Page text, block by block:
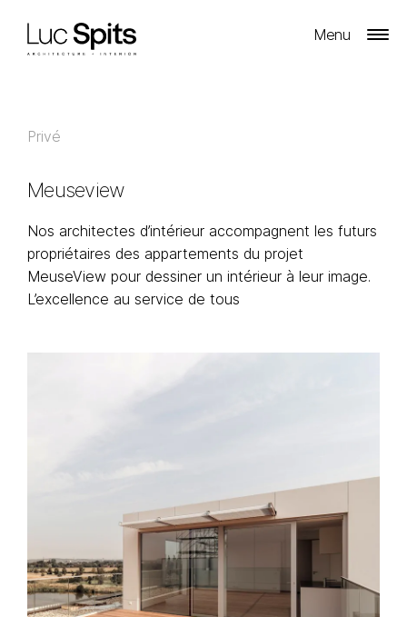
Menu
Privé
Meuseview
Nos architectes d’intérieur accompagnent les futurs
propriétaires des appartements du projet
MeuseView pour dessiner un intérieur à leur image.
L’excellence au service de tous